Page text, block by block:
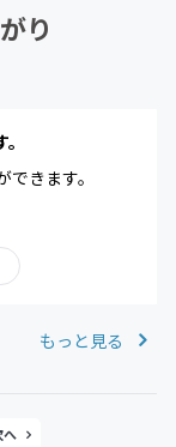
り
きます。
もっと見る